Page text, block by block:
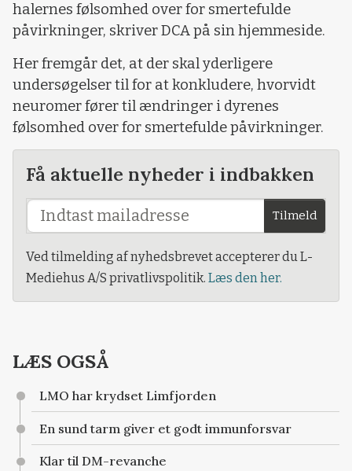
halernes følsomhed over for smertefulde
påvirkninger, skriver DCA på sin hjemmeside.
Her fremgår det, at der skal yderligere
undersøgelser til for at konkludere, hvorvidt
neuromer fører til ændringer i dyrenes
følsomhed over for smertefulde påvirkninger.
Få aktuelle nyheder i indbakken
Tilmeld
Ved tilmelding af nyhedsbrevet accepterer du L-
Mediehus A/S privatlivspolitik. Læs den her.
LÆS OGSÅ
LMO har krydset Limfjorden
En sund tarm giver et godt immunforsvar
Klar til DM-revanche